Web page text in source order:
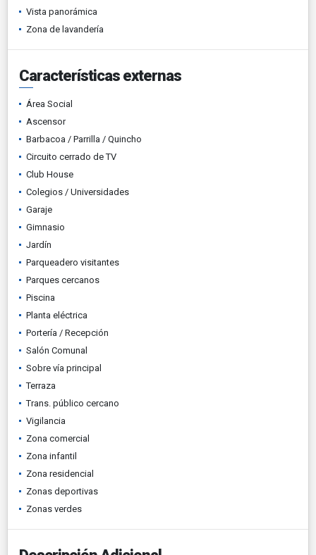
Vista panorámica
Zona de lavandería
Características externas
Área Social
Ascensor
Barbacoa / Parrilla / Quincho
Circuito cerrado de TV
Club House
Colegios / Universidades
Garaje
Gimnasio
Jardín
Parqueadero visitantes
Parques cercanos
Piscina
Planta eléctrica
Portería / Recepción
Salón Comunal
Sobre vía principal
Terraza
Trans. público cercano
Vigilancia
Zona comercial
Zona infantil
Zona residencial
Zonas deportivas
Zonas verdes